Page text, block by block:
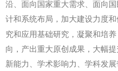
沿、面向国家重大需求、面向
计和系统布局，加大建设力度
究和应用基础研究，凝聚和培养
向，产出重大原创成果，大幅
新能力、学术影响力、学科发